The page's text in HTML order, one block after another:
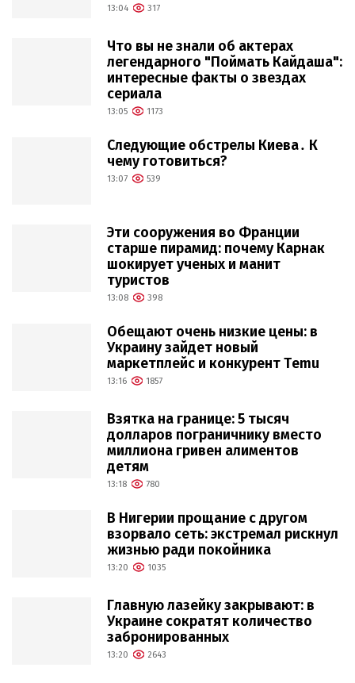
13:04 317
Что вы не знали об актерах
легендарного "Поймать Кайдаша":
интересные факты о звездах
сериала
13:05 1173
Следующие обстрелы Киева․ К
чему готовиться?
13:07 539
Эти сооружения во Франции
старше пирамид: почему Карнак
шокирует ученых и манит
туристов
13:08 398
Обещают очень низкие цены: в
Украину зайдет новый
маркетплейс и конкурент Temu
13:16 1857
Взятка на границе: 5 тысяч
долларов пограничнику вместо
миллиона гривен алиментов
детям
13:18 780
В Нигерии прощание с другом
взорвало сеть: экстремал рискнул
жизнью ради покойника
13:20 1035
Главную лазейку закрывают: в
Украине сократят количество
забронированных
13:20 2643